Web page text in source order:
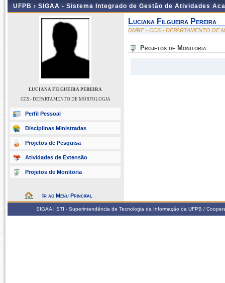
UFPB › SIGAA - Sistema Integrado de Gestão de Atividades
LUCIANA FILGUEIRA PEREIRA
CCS - DEPARTAMENTO DE MORFOLOGIA
Perfil Pessoal
Disciplinas Ministradas
Projetos de Pesquisa
Atividades de Extensão
Projetos de Monitoria
Ir ao Menu Principal
Luciana Filgueira Pereira
DMRF - CCS - DEPARTAMENTO DE
Projetos de Monitoria
SIGAA | STI - Superintendência de Tecnologia da Informação da UFPB /